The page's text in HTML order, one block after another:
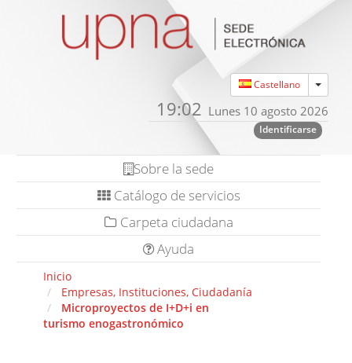
Castellano
19:02 Lunes 10 agosto 2026
Identificarse
Sobre la sede
Catálogo de servicios
Carpeta ciudadana
Ayuda
Inicio
Empresas, Instituciones, Ciudadanía
Microproyectos de I+D+i en
turismo enogastronómico